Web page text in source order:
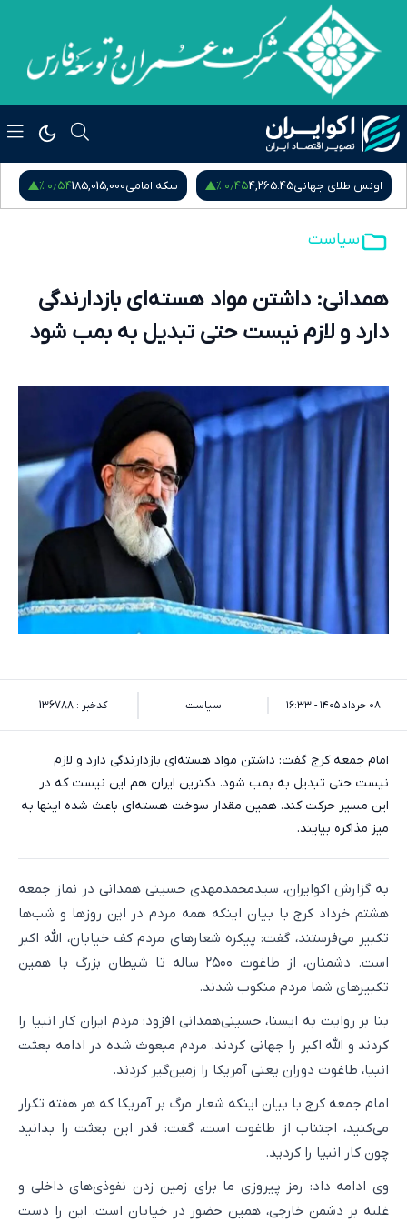
اونس طلای جهانی4,265.45۰٫۴۵ % سکه امامی185,015,000۰٫۵۴ %
سیاست
همدانی: داشتن مواد هسته‌ای بازدارندگی
دارد و لازم نیست حتی تبدیل به بمب شود
۰۸ خرداد ۱۴۰۵ - ۱۶:۳۳ سیاست کدخبر : 136788
امام جمعه کرج گفت: داشتن مواد هسته‌ای بازدارندگی دارد و لازم
نیست حتی تبدیل به بمب شود. دکترین ایران هم این نیست که در
این مسیر حرکت کند. همین مقدار سوخت هسته‌ای باعث شده اینها به
میز مذاکره بیایند.
به گزارش اکوایران، سیدمحمدمهدی حسینی همدانی در نماز جمعه
هشتم خرداد کرج با بیان اینکه همه مردم در این روزها و شب‌ها
تکبیر می‌فرستند، گفت: پیکره شعارهای مردم کف خیابان، الله اکبر
است. دشمنان، از طاغوت ۲۵۰۰ ساله تا شیطان بزرگ با همین
تکبیرهای شما مردم منکوب شدند.
بنا بر روایت به ایسنا، حسینی‌همدانی افزود: مردم ایران کار انبیا را
کردند و الله اکبر را جهانی کردند. مردم مبعوث شده در ادامه بعثت
انبیا، طاغوت دوران یعنی آمریکا را زمین‌گیر کردند.
امام جمعه کرج با بیان اینکه شعار مرگ بر آمریکا که هر هفته تکرار
می‌کنید، اجتناب از طاغوت است، گفت: قدر این بعثت را بدانید
چون کار انبیا را کردید.
وی ادامه داد: رمز پیروزی ما برای زمین زدن نفوذی‌های داخلی و
غلبه بر دشمن خارجی، همین حضور در خیابان است. این را دست